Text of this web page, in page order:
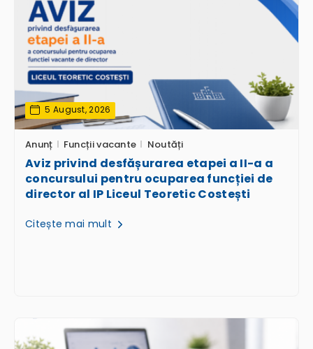
5 August, 2026
Anunț Funcții vacante Noutăți
Aviz privind desfășurarea etapei a II-a a
concursului pentru ocuparea funcției de
director al IP Liceul Teoretic Costești
Citește mai mult